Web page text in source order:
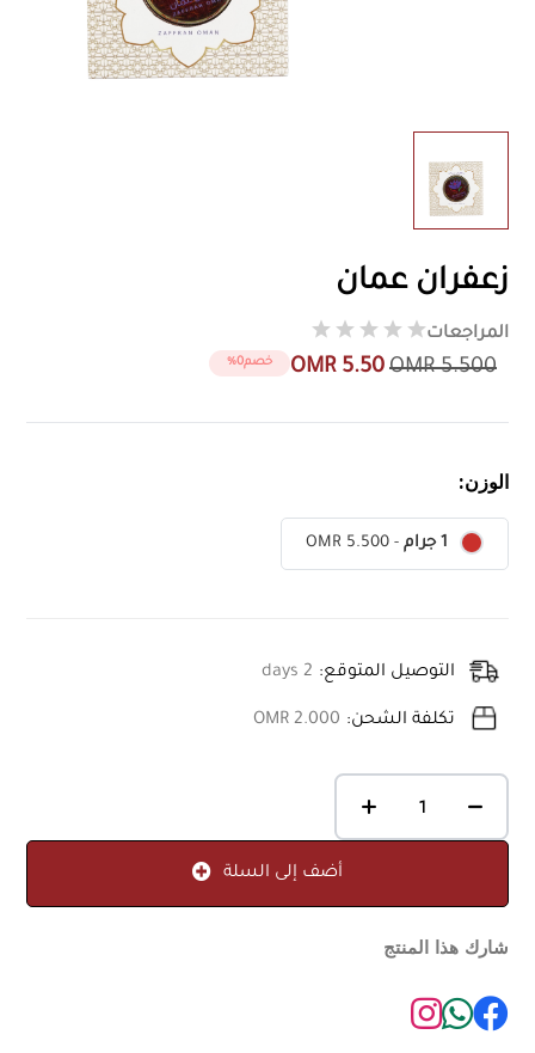
زعفران عمان
المراجعات
OMR 5.500
OMR 5.50 خصم0%
الوزن:
1 جرام -
OMR 5.500
التوصيل المتوقع: 2 days
تكلفة الشحن: OMR 2.000
أضف إلى السلة
شارك هذا المنتج